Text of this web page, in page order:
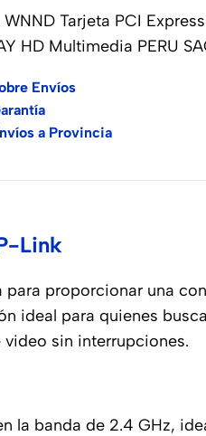
Envíos
a Provincia
Link
proporcionar una
ideal para quienes
sin interrupciones.
la banda de 2.4 GHz,